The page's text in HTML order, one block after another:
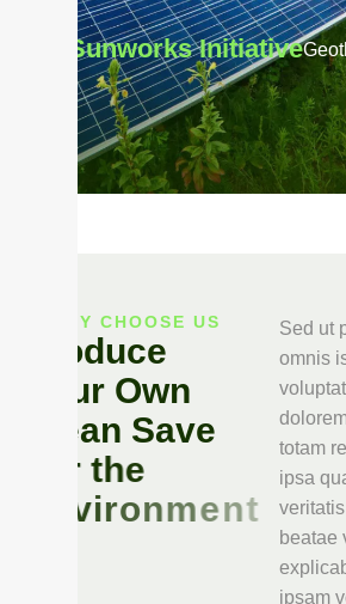
Sunworks Initiative
WHY CHOOSE US
oduce
ur Own
ean Save
r the
vironment
Sed ut
omnis
totam
ipsa
beatae
ipsam